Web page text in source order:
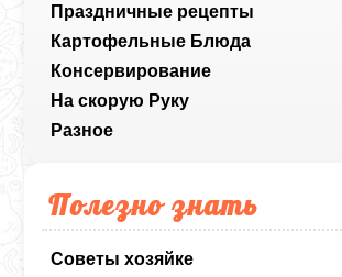
Праздничные рецепты
Картофельные Блюда
Консервирование
На скорую Руку
Разное
Полезно знать
Советы хозяйке